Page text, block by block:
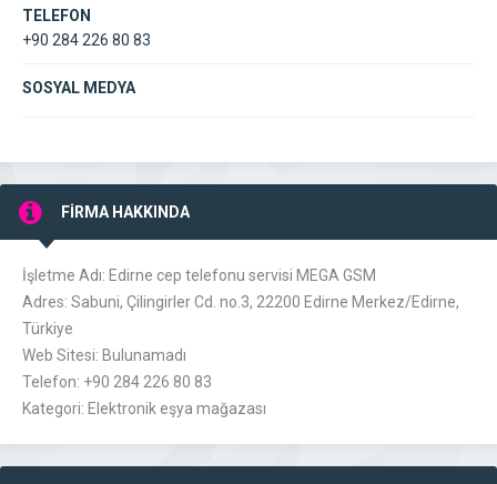
TELEFON
+90 284 226 80 83
SOSYAL MEDYA
FİRMA HAKKINDA
İşletme Adı: Edirne cep telefonu servisi MEGA GSM
Adres: Sabuni, Çilingirler Cd. no.3, 22200 Edirne Merkez/Edirne,
Türkiye
Web Sitesi: Bulunamadı
Telefon: +90 284 226 80 83
Kategori: Elektronik eşya mağazası